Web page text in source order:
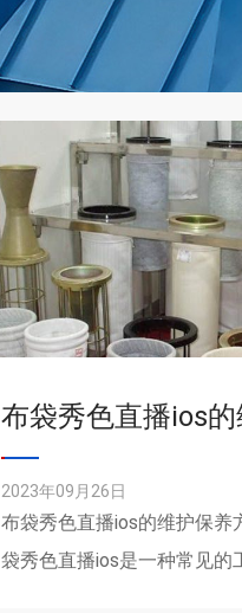
2023年09月26日
布袋秀色直播ios的维护保
袋秀色直播ios是一种常见的